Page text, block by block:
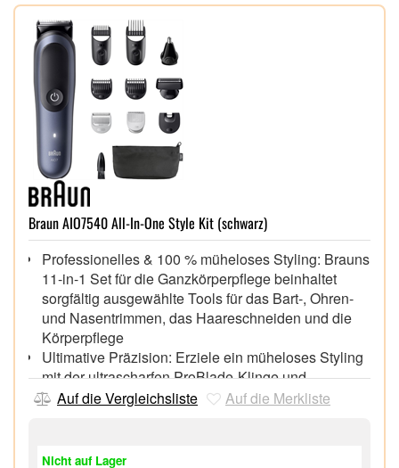
Braun AIO7540 All-In-One Style Kit (schwarz)
Professionelles & 100 % müheloses Styling: Brauns
11-in-1 Set für die Ganzkörperpflege beinhaltet
sorgfältig ausgewählte Tools für das Bart-, Ohren-
und Nasentrimmen, das Haareschneiden und die
Körperpflege
Ultimative Präzision: Erziele ein müheloses Styling
mit der ultrascharfen ProBlade-Klinge und
maximale Effizienz bei jeder Bartdichte dank der
Konturen und eine saubere Rasur mit dem
Auf die Vergleichsliste Auf die Merkliste
Nicht auf Lager